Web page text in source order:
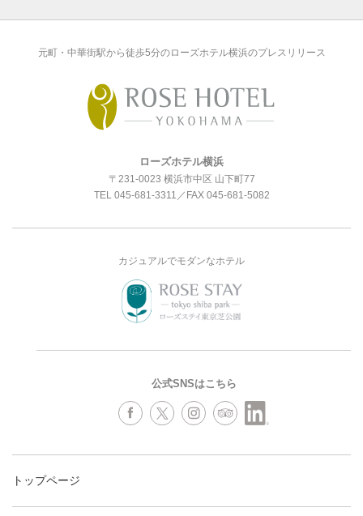
元町・中華街駅から徒歩5分のローズホテル横浜のプレスリリース
ローズホテル横浜
〒231-0023 横浜市中区 山下町77
TEL 045-681-3311 ／FAX 045-681-5082
カジュアルでモダンなホテル
公式SNSはこちら
トップページ